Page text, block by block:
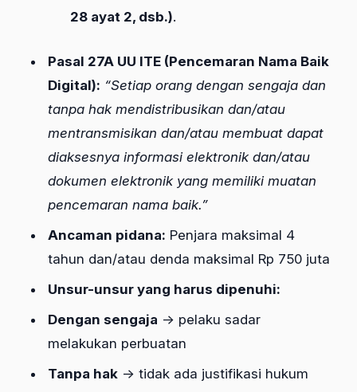
28 ayat 2, dsb.).
Pasal 27A UU ITE (Pencemaran Nama Baik
Digital): “Setiap orang dengan sengaja dan
tanpa hak mendistribusikan dan/atau
mentransmisikan dan/atau membuat dapat
diaksesnya informasi elektronik dan/atau
dokumen elektronik yang memiliki muatan
pencemaran nama baik.”
Ancaman pidana: Penjara maksimal 4
tahun dan/atau denda maksimal Rp 750 juta
Unsur-unsur yang harus dipenuhi:
Dengan sengaja → pelaku sadar
melakukan perbuatan
Tanpa hak → tidak ada justifikasi hukum